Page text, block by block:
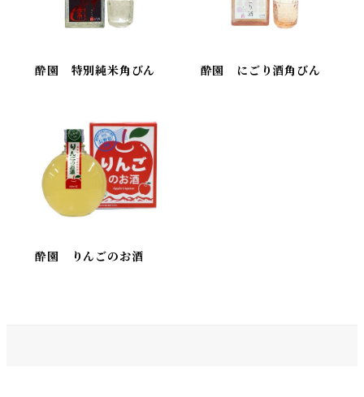
酔園 特別純米角びん 酔園 にごり酒角びん
酔園 りんごのお酒